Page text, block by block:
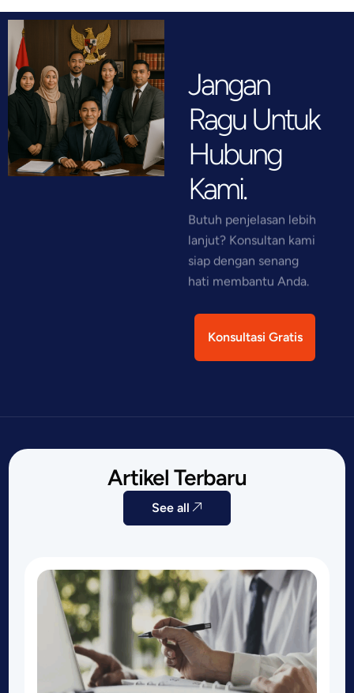
Jangan
Ragu Untuk
Hubung
Kami.
Butuh penjelasan lebih
lanjut? Konsultan kami
siap dengan senang
hati membantu Anda.
Konsultasi Gratis
Artikel Terbaru
See all